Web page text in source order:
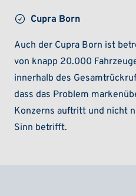
Cupra Born
Auch der Cupra Born ist
von knapp 20.000
innerhalb des
dass das Problem
Konzerns auftritt und nicht
Sinn betrifft.